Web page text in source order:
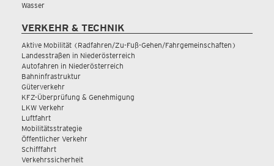
Wasser
VERKEHR & TECHNIK
Aktive Mobilität (Radfahren/Zu-Fuß-Gehen/Fahrgemeinschaften)
Landesstraßen in Niederösterreich
Autofahren in Niederösterreich
Bahninfrastruktur
Güterverkehr
KFZ-Überprüfung & Genehmigung
LKW Verkehr
Luftfahrt
Mobilitätsstrategie
Öffentlicher Verkehr
Schifffahrt
Verkehrssicherheit